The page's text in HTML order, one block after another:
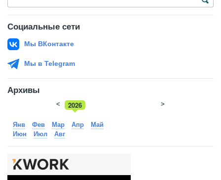
Социальные сети
Мы ВКонтакте
Мы в Telegram
Архивы
2026
2025
< >
Янв Фев Мар Апр
Май
Июн
Июл Авг